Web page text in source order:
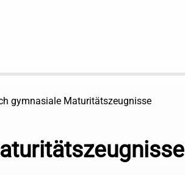
gymnasiale Maturitätszeugnisse